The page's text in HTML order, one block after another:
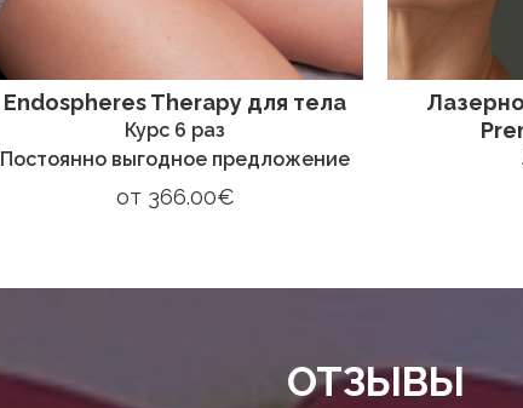
Endospheres Therapy для тела
Курс 6 раз
Постоянно выгодное предложение
от 366.00€
ОТЗЫВЫ